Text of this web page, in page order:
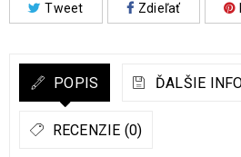
Tweet Zdieľať
POPIS ĎALŠIE
RECENZIE (0)